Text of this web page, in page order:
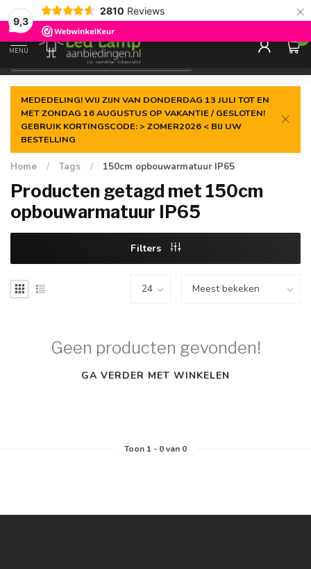
9,3
2810 Reviews ×
Gegarandeerde delaagste prijs
MENU
0
MEDEDELING! WIJ ZIJN VAN DONDERDAG 13 JULI TOT EN
MET ZONDAG 16 AUGUSTUS OP VAKANTIE / GESLOTEN!
GEBRUIK KORTINGSCODE: > ZOMER2026 < BIJ UW
BESTELLING
Home / Tags / 150cm opbouwarmatuur IP65
Producten getagd met 150cm
opbouwarmatuur IP65
Filters
Geen producten gevonden!
GA VERDER MET WINKELEN
Toon 1- 0van 0